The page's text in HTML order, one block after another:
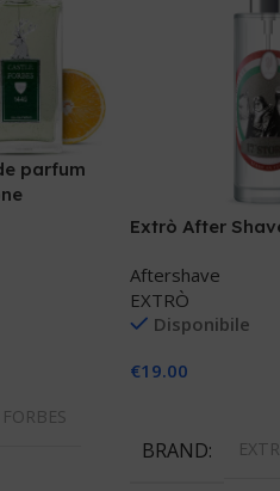
parfum
Extrò After
Aftershave
EXTRÒ
Disponibile
€19.00
BRAND